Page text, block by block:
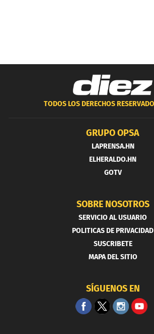
TODOS LOS DERECHOS
GRUPO OPSA
LAPRENSA.HN
ELHERALDO.HN
GOTV
SOBRE NOSOTROS
SERVICIO AL USUARIO
POLITICAS DE PRIVACIDAD
SUSCRIBETE
MAPA DEL SITIO
SÍGUENOS EN